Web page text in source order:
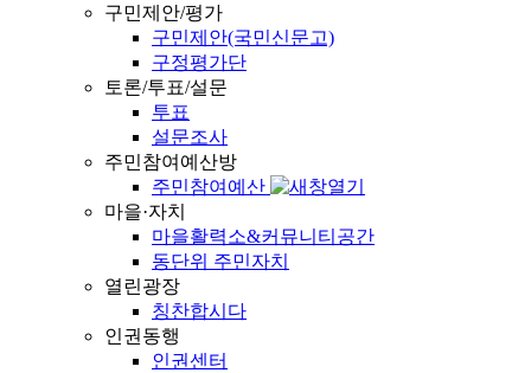
구민제안/평가
구민제안(국민신문고)
구정평가단
토론/투표/설문
투표
설문조사
주민참여예산방
주민참여예산
마을·자치
마을활력소&커뮤니티공간
동단위 주민자치
열린광장
칭찬합시다
인권동행
인권센터